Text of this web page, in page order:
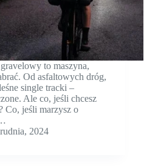
to maszyna,
Od asfaltowych dróg,
single tracki –
Ale co, jeśli chcesz
Co, jeśli marzysz o
2024